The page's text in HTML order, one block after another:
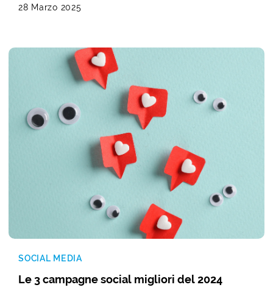
28 Marzo 2025
SOCIAL MEDIA
Le 3 campagne social migliori del 2024